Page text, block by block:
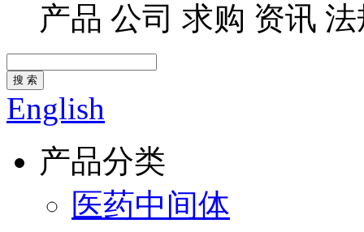
产品 公司 求购 资讯 法
搜 索
English
产品分类
医药中间体